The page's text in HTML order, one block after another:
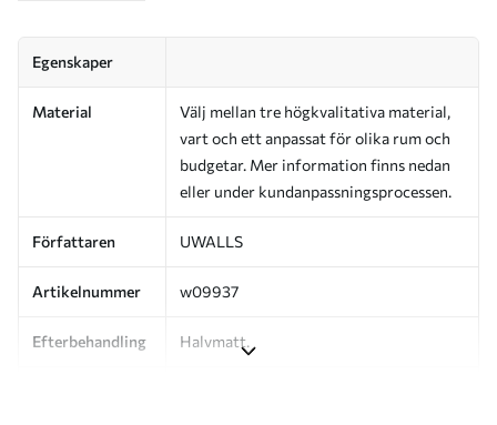
Egenskaper
Material
Välj mellan tre högkvalitativa material,
vart och ett anpassat för olika rum och
budgetar. Mer information finns nedan
eller under kundanpassningsprocessen.
Författaren UWALLS
Artikelnummer w09937
Efterbehandling Halvmatt.